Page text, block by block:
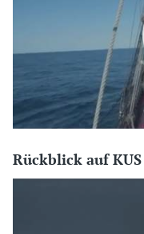
Rückblick auf KUS